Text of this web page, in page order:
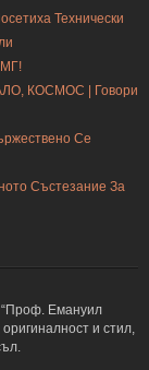
Технически
КОСМОС | Говори
Се
Състезание За
Емануил
и стил,